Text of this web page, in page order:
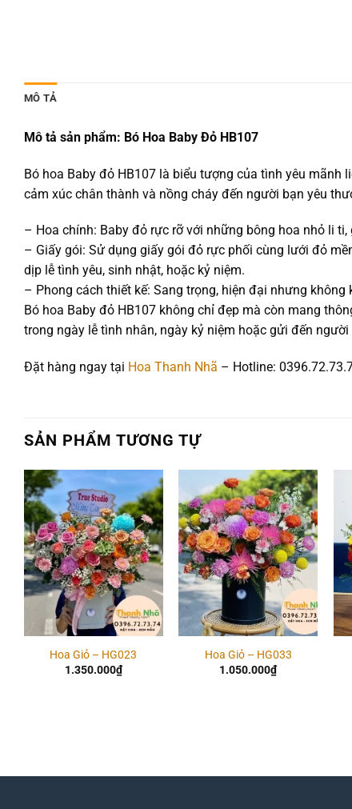
MÔ TẢ
Mô tả sản phẩm: Bó Hoa Baby Đỏ HB107
Bó hoa Baby đỏ HB107 là biểu tượng của tình yêu
cảm xúc chân thành và nồng cháy đến người bạn yêu
– Hoa chính: Baby đỏ rực rỡ với những bông hoa nhỏ li
– Giấy gói: Sử dụng giấy gói đỏ rực phối cùng lưới đỏ
dịp lễ tình yêu, sinh nhật, hoặc kỷ niệm.
– Phong cách thiết kế: Sang trọng, hiện đại nhưng không
Bó hoa Baby đỏ HB107 không chỉ đẹp mà còn mang
trong ngày lễ tình nhân, ngày kỷ niệm hoặc gửi đến
Đặt hàng ngay tại Hoa Thanh Nhã – Hotline:
SẢN PHẨM TƯƠNG TỰ
Add to
wishlist
Hoa Giỏ – HG023
1.350.000₫
Add to
wishlist
Hoa Giỏ – HG033
1.050.000₫